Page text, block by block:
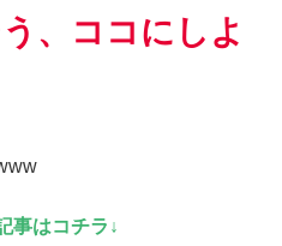
、ココにしよ
事はコチラ↓